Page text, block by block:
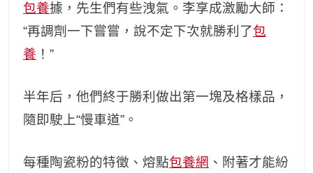
包養據，先生們有些洩氣。李享成激勵大師：
“再調劑一下嘗嘗，說不定下次就勝利了包
養 ！”
半年后，他們終于勝利做出第一塊及格樣品，
隨即駛上“慢車道”。
每種陶瓷粉的特徵、熔點包養網 、附著才能紛